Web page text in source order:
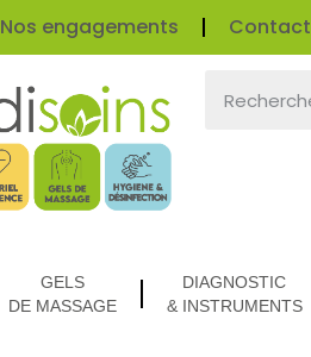
Nos engagements Contact
GELS
DE MASSAGE
DIAGNOSTIC
& INSTRUMENTS